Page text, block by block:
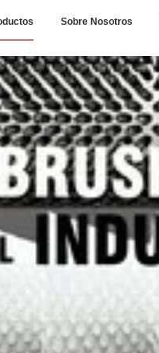
Sobre Nosotros